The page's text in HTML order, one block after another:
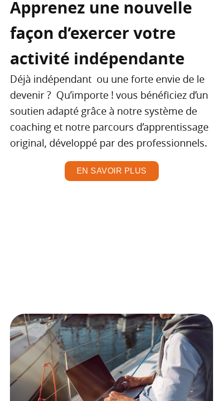
Apprenez une nouvelle
façon d’exercer votre
activité indépendante
Déjà indépendant ou une forte envie de le
devenir ? Qu’importe ! vous bénéficiez d’un
soutien adapté grâce à notre système de
coaching et notre parcours d’apprentissage
original, développé par des professionnels.
EN SAVOIR PLUS